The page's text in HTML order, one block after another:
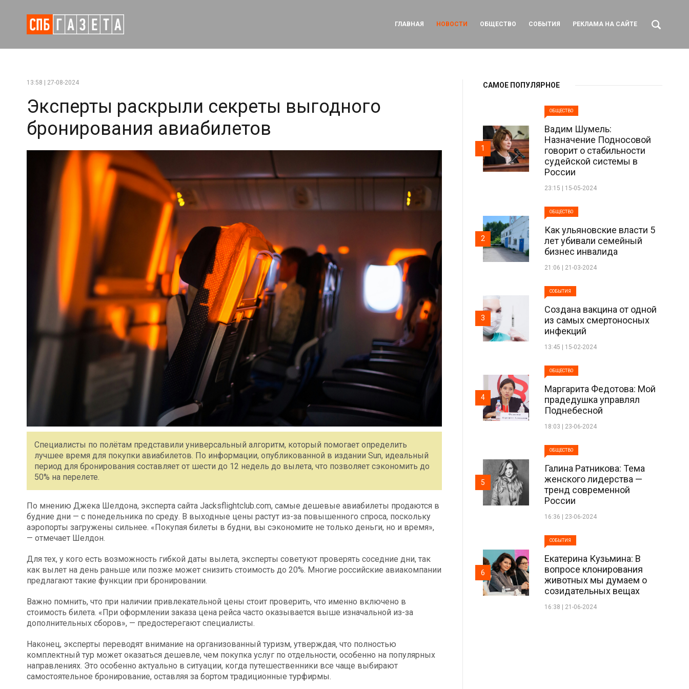
ГЛАВНАЯ НОВОСТИ ОБЩЕСТВО СОБЫТИЯ РЕКЛАМА НА САЙТЕ
13:58 | 27-08-2024
Эксперты раскрыли секреты выгодного
бронирования авиабилетов
Специалисты по полётам представили универсальный алгоритм, который помогает определить
лучшее время для покупки авиабилетов. По информации, опубликованной в издании Sun, идеальный
период для бронирования составляет от шести до 12 недель до вылета, что позволяет сэкономить до
50% на перелете.
По мнению Джека Шелдона, эксперта сайта Jacksflightclub.com, самые дешевые авиабилеты продаются в
будние дни — с понедельника по среду. В выходные цены растут из-за повышенного спроса, поскольку
аэропорты загружены сильнее. «Покупая билеты в будни, вы сэкономите не только деньги, но и время»,
— отмечает Шелдон.
Для тех, у кого есть возможность гибкой даты вылета, эксперты советуют проверять соседние дни, так
как вылет на день раньше или позже может снизить стоимость до 20%. Многие российские авиакомпании
предлагают такие функции при бронировании.
Важно помнить, что при наличии привлекательной цены стоит проверить, что именно включено в
стоимость билета. «При оформлении заказа цена рейса часто оказывается выше изначальной из-за
дополнительных сборов», — предостерегают специалисты.
Наконец, эксперты переводят внимание на организованный туризм, утверждая, что полностью
комплектный тур может оказаться дешевле, чем покупка услуг по отдельности, особенно на популярных
направлениях. Это особенно актуально в ситуации, когда путешественники все чаще выбирают
самостоятельное бронирование, оставляя за бортом традиционные турфирмы.
САМОЕ ПОПУЛЯРНОЕ
ОБЩЕСТВО
Вадим Шумель:
Назначение Подносовой
говорит о стабильности
судейской системы в
России
23:15 | 15-05-2024
1
ОБЩЕСТВО
Как ульяновские власти 5
лет убивали семейный
бизнес инвалида
21:06 | 21-03-2024
2
СОБЫТИЯ
Создана вакцина от одной
из самых смертоносных
инфекций
13:45 | 15-02-2024
3
ОБЩЕСТВО
Маргарита Федотова: Мой
прадедушка управлял
Поднебесной
18:03 | 23-06-2024
4
ОБЩЕСТВО
Галина Ратникова: Тема
женского лидерства —
тренд современной
России
16:36 | 23-06-2024
5
СОБЫТИЯ
Екатерина Кузьмина: В
вопросе клонирования
животных мы думаем о
созидательных вещах
16:38 | 21-06-2024
6